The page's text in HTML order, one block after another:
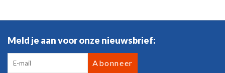
Meld je aan voor onze nieuwsbrief:
Abonneer